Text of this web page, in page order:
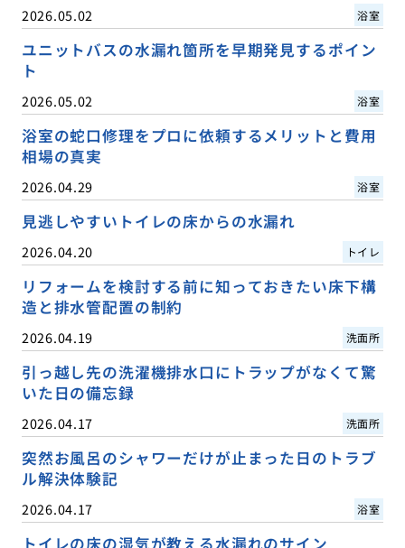
2026.05.02 浴室
ユニットバスの水漏れ箇所を早期発見するポイン
ト
2026.05.02 浴室
浴室の蛇口修理をプロに依頼するメリットと費用
相場の真実
2026.04.29 浴室
見逃しやすいトイレの床からの水漏れ
2026.04.20 トイレ
リフォームを検討する前に知っておきたい床下構
造と排水管配置の制約
2026.04.19 洗面所
引っ越し先の洗濯機排水口にトラップがなくて驚
いた日の備忘録
2026.04.17 洗面所
突然お風呂のシャワーだけが止まった日のトラブ
ル解決体験記
2026.04.17 浴室